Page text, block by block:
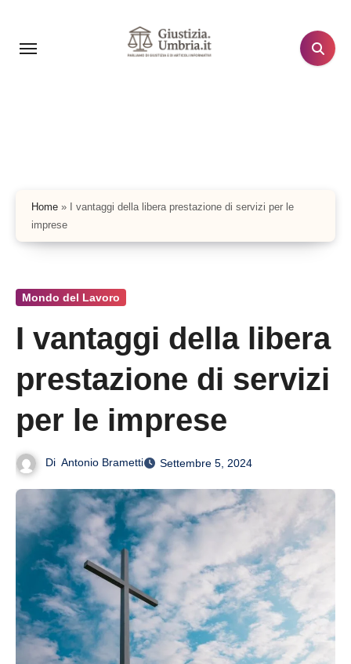
contenuto
Home »
I vantaggi della libera prestazione di servizi per le
imprese
Mondo del Lavoro
I vantaggi della libera
prestazione di servizi
per le imprese
Di Antonio Brametti Settembre 5, 2024